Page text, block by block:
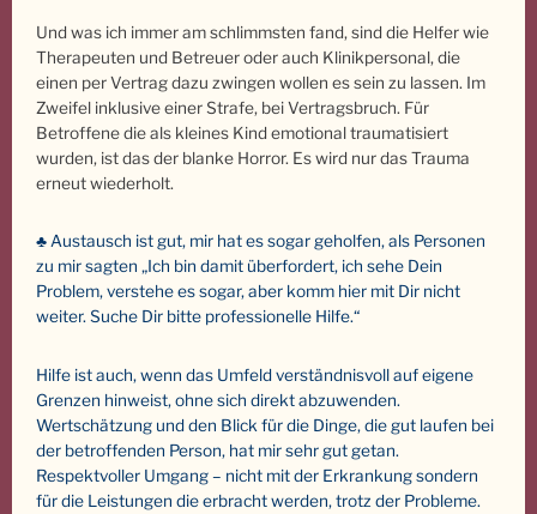
Und was ich immer am schlimmsten fand, sind die Helfer wie
Therapeuten und Betreuer oder auch Klinikpersonal, die
einen per Vertrag dazu zwingen wollen es sein zu lassen. Im
Zweifel inklusive einer Strafe, bei Vertragsbruch. Für
Betroffene die als kleines Kind emotional traumatisiert
wurden, ist das der blanke Horror. Es wird nur das Trauma
erneut wiederholt.
♣ Austausch ist gut, mir hat es sogar geholfen, als Personen
zu mir sagten „Ich bin damit überfordert, ich sehe Dein
Problem, verstehe es sogar, aber komm hier mit Dir nicht
weiter. Suche Dir bitte professionelle Hilfe.“
Hilfe ist auch, wenn das Umfeld verständnisvoll auf eigene
Grenzen hinweist, ohne sich direkt abzuwenden.
Wertschätzung und den Blick für die Dinge, die gut laufen bei
der betroffenden Person, hat mir sehr gut getan.
Respektvoller Umgang – nicht mit der Erkrankung sondern
für die Leistungen die erbracht werden, trotz der Probleme.